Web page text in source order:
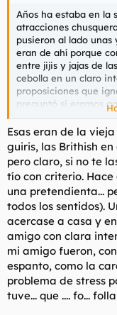
Iba a mear cada
de la cadena antes y
mosqueada por el
elevado por mi
lujo diario.
Por la mañana antes
llamado del trabajo y
eché mientras se
gustó el pan) que se
Despedida fría y ya
dirigiéndome a mi
óbice para que al
de repetir.
No le contesté y
Reventado de la
por compromiso. Ni
Años ha estaba en la
atracciones
pusieron al lado unas
eran de ahí porque
entre jijis y jajas de
cebolla en un claro
proposiciones que
preguntó si eramos
seguir con nuestros
equipo olímpico
Esas eran de la
guiris, las Brithish
pero claro, si no te
tío con criterio.
una pretendienta...
todos los sentidos).
acercase a casa y
amigo con clara
mi amigo fueron,
espanto, como la
problema de stress
tuve... que .... fo...